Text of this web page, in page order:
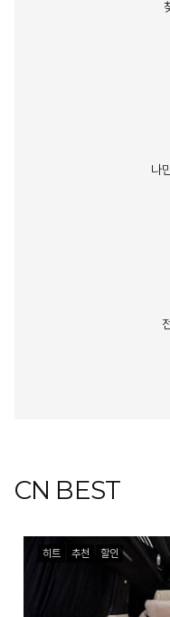
나
CN BEST
히트 추천 할인